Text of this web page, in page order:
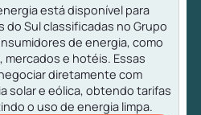
está disponível para
do Sul classificadas no Grupo
de energia, como
mercados e hotéis. Essas
diretamente com
solar e eólica, obtendo tarifas
o uso de energia limpa.